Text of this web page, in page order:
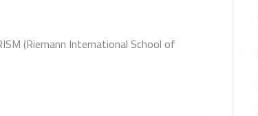
(Riemann International School of